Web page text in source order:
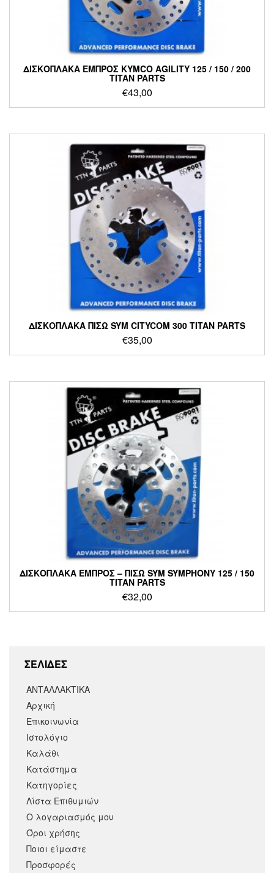
ΔΙΣΚΟΠΛΑΚΑ ΕΜΠΡΟΣ KYMCO AGILITY 125 / 150 / 200
TITAN PARTS
€43,00
ΔΙΣΚΟΠΛΑΚΑ ΠΙΣΩ SYM CITYCOM 300 TITAN PARTS
€35,00
ΔΙΣΚΟΠΛΑΚΑ ΕΜΠΡΟΣ – ΠΙΣΩ SYM SYMPHONY 125 / 150
TITAN PARTS
€32,00
ΣΕΛΙΔΕΣ
ΑΝΤΑΛΛΑΚΤΙΚΑ
Αρχική
Επικοινωνία
Ιστολόγιο
Καλάθι
Κατάστημα
Κατηγορίες
Λίστα Επιθυμιών
Ο λογαριασμός μου
Όροι χρήσης
Ποιοι είμαστε
Προσφορές